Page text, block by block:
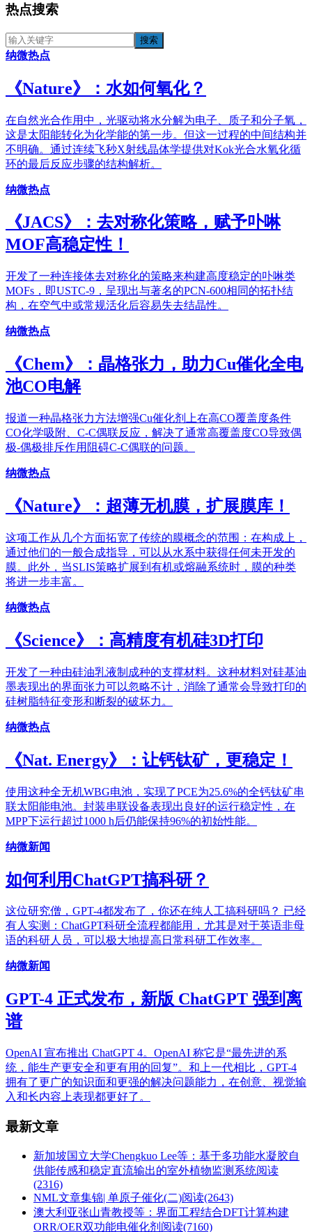
热点搜索
纳微热点
《​Nature》：水如何氧化？
在自然光合作用中，光驱动将水分解为电子、质子和分子氧，
这是太阳能转化为化学能的第一步。但这一过程的中间结构并
不明确。通过连续飞秒X射线晶体学提供对Kok光合水氧化循
环的最后反应步骤的结构解析。
纳微热点
《JACS》：去对称化策略，赋予卟啉
MOF高稳定性！
开发了一种连接体去对称化的策略来构建高度稳定的卟啉类
MOFs，即USTC-9，呈现出与著名的PCN-600相同的拓扑结
构，在空气中或常规活化后容易失去结晶性。
纳微热点
《Chem》：晶格张力，助力Cu催化全电
池CO电解
报道一种晶格张力方法增强Cu催化剂上在高CO覆盖度条件
CO化学吸附、C-C偶联反应，解决了通常高覆盖度CO导致偶
极-偶极排斥作用阻碍C-C偶联的问题。
纳微热点
《Nature》：超薄无机膜，扩展膜库！
这项工作从几个方面拓宽了传统的膜概念的范围：在构成上，
通过他们的一般合成指导，可以从水系中获得任何未开发的
膜。此外，当SLIS策略扩展到有机或熔融系统时，膜的种类
将进一步丰富。
纳微热点
《Science》：高精度有机硅3D打印
开发了一种由硅油乳液制成种的支撑材料。这种材料对硅基油
墨表现出的界面张力可以忽略不计，消除了通常会导致打印的
硅树脂特征变形和断裂的破坏力。
纳微热点
《Nat. Energy》：让钙钛矿，更稳定！
使用这种全无机WBG电池，实现了PCE为25.6%的全钙钛矿串
联太阳能电池。封装串联设备表现出良好的运行稳定性，在
MPP下运行超过1000 h后仍能保持96%的初始性能。
纳微新闻
如何利用ChatGPT搞科研？
这位研究僧，GPT-4都发布了，你还在纯人工搞科研吗？ 已经
有人实测：ChatGPT科研全流程都能用，尤其是对于英语非母
语的科研人员，可以极大地提高日常科研工作效率。
纳微新闻
GPT-4 正式发布，新版 ChatGPT 强到离
谱
OpenAI 宣布推出 ChatGPT 4。OpenAI 称它是“最先进的系
统，能生产更安全和更有用的回复”。和上一代相比，GPT-4
拥有了更广的知识面和更强的解决问题能力，在创意、视觉输
入和长内容上表现都更好了。
最新文章
新加坡国立大学Chengkuo Lee​等：基于多功能水凝胶自
供能传感和稳定直流输出的室外植物监测系统阅读
(2316)
NML文章集锦| 单原子催化(二)阅读(2643)
澳大利亚张山青教授等：界面工程结合DFT计算构建
ORR/OER双功能电催化剂 阅读(7160)